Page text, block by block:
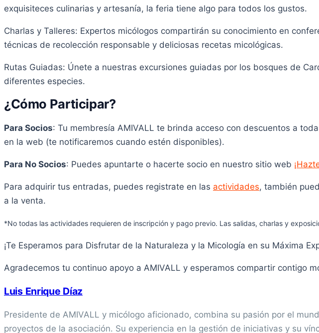
exquisiteces culinarias y artesanía, la feria tiene algo para todos los gustos.
Charlas y Talleres: Expertos micólogos compartirán su conocimiento en
técnicas de recolección responsable y deliciosas recetas micológicas.
Rutas Guiadas: Únete a nuestras excursiones guiadas por los bosques de
diferentes especies.
¿Cómo Participar?
Para Socios: Tu membresía AMIVALL te brinda acceso con descuentos a
en la web (te notificaremos cuando estén disponibles).
Para No Socios: Puedes apuntarte o hacerte socio en nuestro sitio web
Para adquirir tus entradas, puedes registrate en las actividades, también
a la venta.
*No todas las actividades requieren de inscripción y pago previo. Las salidas, charlas y
¡Te Esperamos para Disfrutar de la Naturaleza y la Micología en su Máxima
Agradecemos tu continuo apoyo a AMIVALL y esperamos compartir contigo
Luis Enrique Díaz
Presidente de AMIVALL y micólogo aficionado, combina su pasión por el
proyectos de la asociación. Su experiencia en la gestión de iniciativas y su